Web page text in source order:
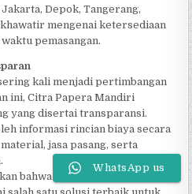
Depok, Tangerang,
mengenai ketersediaan
pemasangan.
kali menjadi pertimbangan
ini, Citra Papera Mandiri
yang disertai transparansi.
informasi rincian biaya secara
jasa pasang, serta
bahwa Citra Papera Mandiri
WhatsApp us